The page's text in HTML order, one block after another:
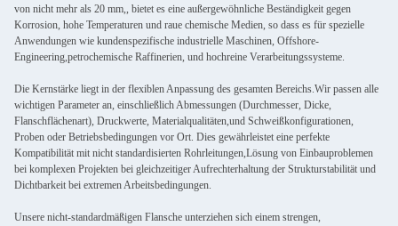
von nicht mehr als 20 mm,, bietet es eine außergewöhnliche Beständigkeit gegen
Korrosion, hohe Temperaturen und raue chemische Medien, so dass es für spezielle
Anwendungen wie kundenspezifische industrielle Maschinen, Offshore-
Engineering,petrochemische Raffinerien, und hochreine Verarbeitungssysteme.
Die Kernstärke liegt in der flexiblen Anpassung des gesamten Bereichs.Wir passen alle
wichtigen Parameter an, einschließlich Abmessungen (Durchmesser, Dicke,
Flanschflächenart), Druckwerte, Materialqualitäten,und Schweißkonfigurationen,
Proben oder Betriebsbedingungen vor Ort. Dies gewährleistet eine perfekte
Kompatibilität mit nicht standardisierten Rohrleitungen,Lösung von Einbauproblemen
bei komplexen Projekten bei gleichzeitiger Aufrechterhaltung der Strukturstabilität und
Dichtbarkeit bei extremen Arbeitsbedingungen.
Unsere nicht-standardmäßigen Flansche unterziehen sich einem strengen,